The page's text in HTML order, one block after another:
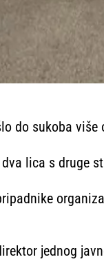
do sukoba više
lica s druge
jednog